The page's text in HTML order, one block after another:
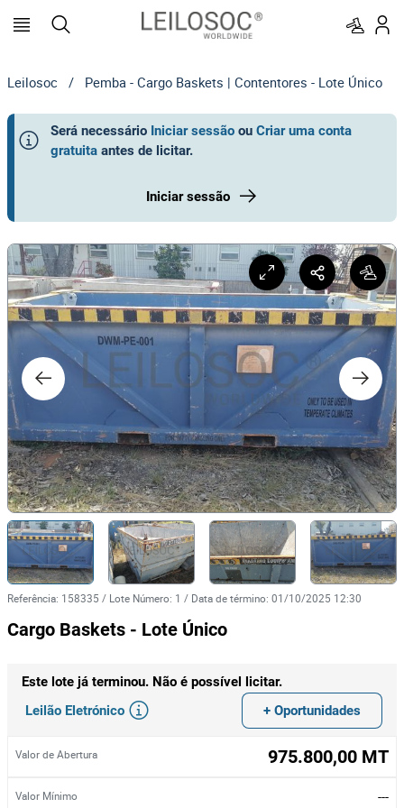
Leilosoc / Pemba - Cargo Baskets | Contentores - Lote Único
Será necessário Iniciar sessão ou Criar uma conta
gratuita antes de licitar.
Iniciar sessão
Referência: 158335 / Lote Número: 1 / Data de término: 01/10/2025 12:30
Cargo Baskets - Lote Único
Este lote já terminou. Não é possível licitar.
Leilão Eletrónico
+ Oportunidades
Valor de Abertura 975.800,00 MT
Valor Mínimo ---